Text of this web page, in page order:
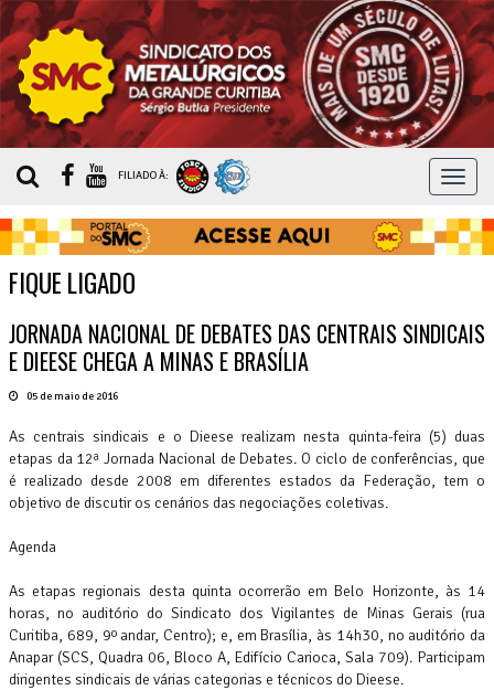
MENU
FILIADO À:
FIQUE LIGADO
JORNADA NACIONAL DE DEBATES DAS CENTRAIS SINDICAIS
E DIEESE CHEGA A MINAS E BRASÍLIA
05 de maio de 2016
As centrais sindicais e o Dieese realizam nesta quinta-feira (5) duas
etapas da 12ª Jornada Nacional de Debates. O ciclo de conferências, que
é realizado desde 2008 em diferentes estados da Federação, tem o
objetivo de discutir os cenários das negociações coletivas.
Agenda
As etapas regionais desta quinta ocorrerão em Belo Horizonte, às 14
horas, no auditório do Sindicato dos Vigilantes de Minas Gerais (rua
Curitiba, 689, 9º andar, Centro); e, em Brasília, às 14h30, no auditório da
Anapar (SCS, Quadra 06, Bloco A, Edifício Carioca, Sala 709). Participam
dirigentes sindicais de várias categorias e técnicos do Dieese.